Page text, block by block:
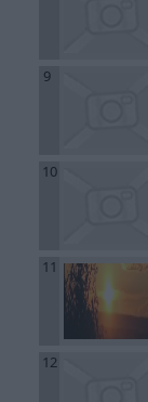
9
10
11
12